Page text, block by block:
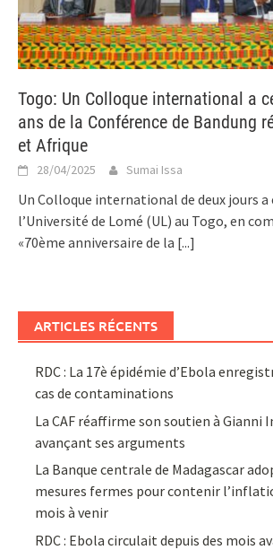
Togo: Un Colloque international a
ans de la Conférence de Bandung
et Afrique
28/04/2025 Sumai Issa
Un Colloque international de deux jours a
l’Université de Lomé (UL) au Togo, en
«70ème anniversaire de la [...]
ARTICLES RÉCENTS
RDC : La 17è épidémie d’Ebola
cas de contaminations
La CAF réaffirme son soutien à Gianni
avançant ses arguments
La Banque centrale de Madagascar
mesures fermes pour contenir
mois à venir
RDC : Ebola circulait depuis des mois